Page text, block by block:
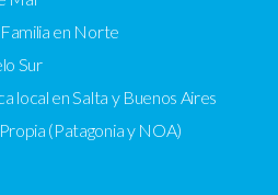
en Norte
Sur
local en Salta y Buenos Aires
(Patagonia y NOA)